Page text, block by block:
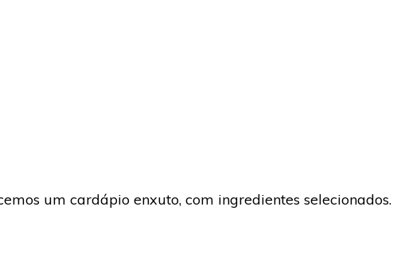
um cardápio enxuto, com ingredientes selecionados.